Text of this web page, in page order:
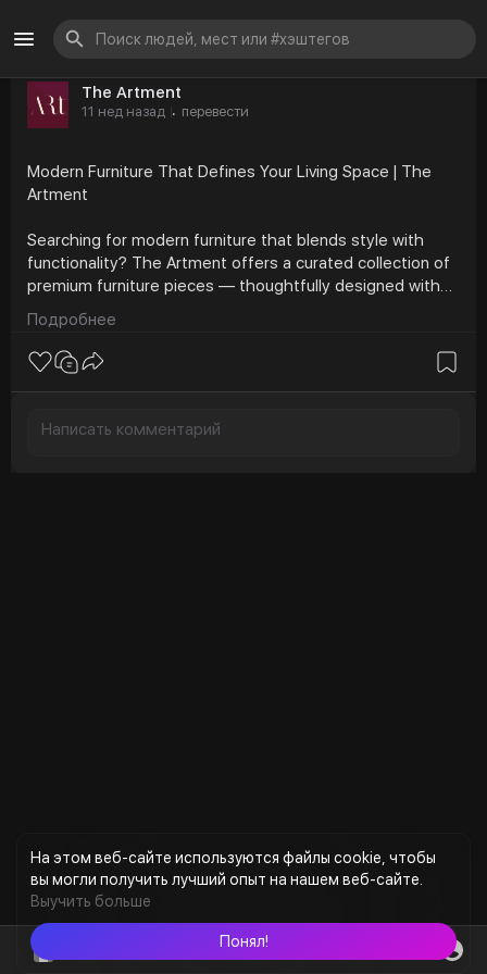
На этом веб-сайте используются файлы cookie, чтобы
вы могли получить лучший опыт на нашем веб-сайте.
Выучить больше
Понял!
The Artment
11 нед назад · перевести
Modern Furniture That Defines Your Living Space | The
Artment
Searching for modern furniture that blends style with
functionality? The Artment offers a curated collection of
premium furniture pieces — thoughtfully designed with
contemporary aesthetics, artistic vision & quality
craftsmanship to transform every corner of your home.
Explore & shop now at-
https://theartment.com/collections/furniture
Подробнее